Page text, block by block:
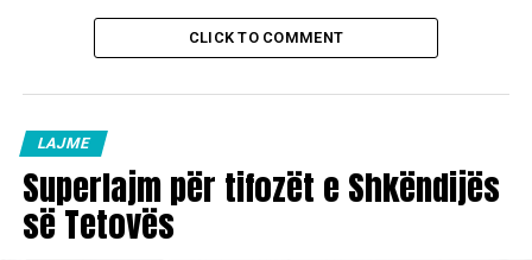
CLICK TO COMMENT
LAJME
Superlajm për tifozët e Shkëndijës
së Tetovës